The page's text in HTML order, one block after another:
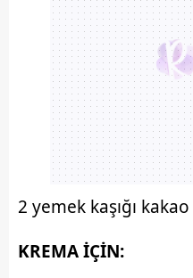
2 yemek kaşığı kakao
KREMA İÇİN: